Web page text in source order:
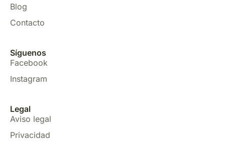
Blog
Contacto
Síguenos
Facebook
Instagram
Legal
Aviso legal
Privacidad